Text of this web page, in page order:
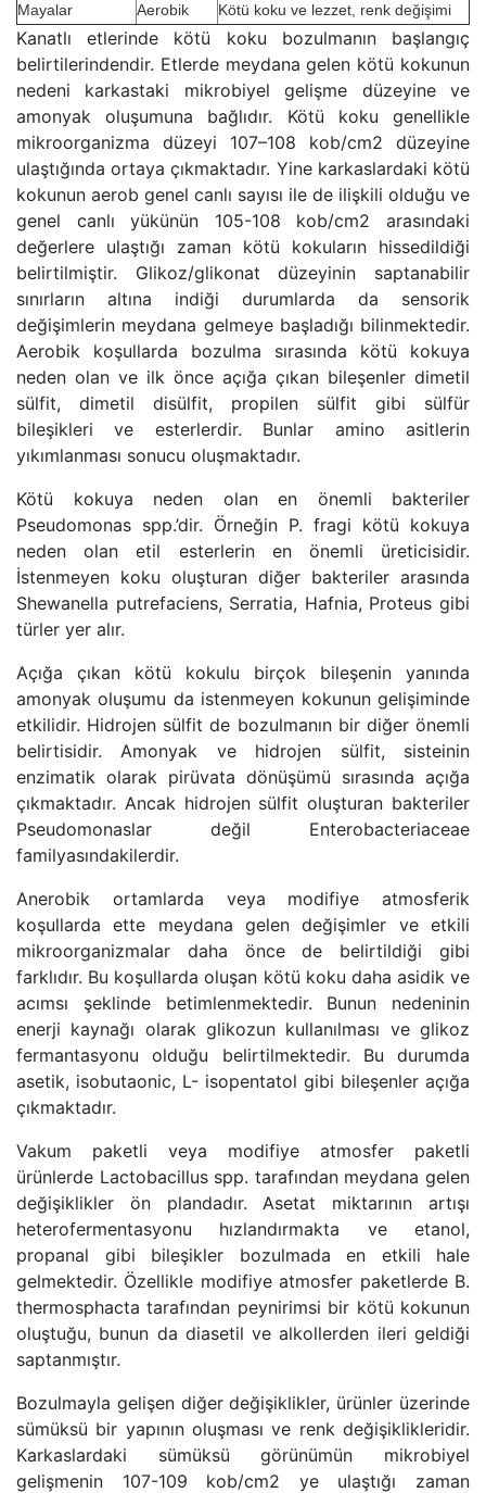
Mayalar Aerobik Kötü koku ve lezzet, renk değişimi
Kanatlı etlerinde kötü koku bozulmanın başlangıç
belirtilerindendir. Etlerde meydana gelen kötü kokunun
nedeni karkastaki mikrobiyel gelişme düzeyine ve
amonyak oluşumuna bağlıdır. Kötü koku genellikle
mikroorganizma düzeyi 107–108 kob/cm2 düzeyine
ulaştığında ortaya çıkmaktadır. Yine karkaslardaki kötü
kokunun aerob genel canlı sayısı ile de ilişkili olduğu ve
genel canlı yükünün 105-108 kob/cm2 arasındaki
değerlere ulaştığı zaman kötü kokuların hissedildiği
belirtilmiştir. Glikoz/glikonat düzeyinin saptanabilir
sınırların altına indiği durumlarda da sensorik
değişimlerin meydana gelmeye başladığı bilinmektedir.
Aerobik koşullarda bozulma sırasında kötü kokuya
neden olan ve ilk önce açığa çıkan bileşenler dimetil
sülfit, dimetil disülfit, propilen sülfit gibi sülfür
bileşikleri ve esterlerdir. Bunlar amino asitlerin
yıkımlanması sonucu oluşmaktadır.
Kötü kokuya neden olan en önemli bakteriler
Pseudomonas spp.’dir. Örneğin P. fragi kötü kokuya
neden olan etil esterlerin en önemli üreticisidir.
İstenmeyen koku oluşturan diğer bakteriler arasında
Shewanella putrefaciens, Serratia, Hafnia, Proteus gibi
türler yer alır.
Açığa çıkan kötü kokulu birçok bileşenin yanında
amonyak oluşumu da istenmeyen kokunun gelişiminde
etkilidir. Hidrojen sülfit de bozulmanın bir diğer önemli
belirtisidir. Amonyak ve hidrojen sülfit, sisteinin
enzimatik olarak pirüvata dönüşümü sırasında açığa
çıkmaktadır. Ancak hidrojen sülfit oluşturan bakteriler
Pseudomonaslar değil Enterobacteriaceae
familyasındakilerdir.
Anerobik ortamlarda veya modifiye atmosferik
koşullarda ette meydana gelen değişimler ve etkili
mikroorganizmalar daha önce de belirtildiği gibi
farklıdır. Bu koşullarda oluşan kötü koku daha asidik ve
acımsı şeklinde betimlenmektedir. Bunun nedeninin
enerji kaynağı olarak glikozun kullanılması ve glikoz
fermantasyonu olduğu belirtilmektedir. Bu durumda
asetik, isobutaonic, L- isopentatol gibi bileşenler açığa
çıkmaktadır.
Vakum paketli veya modifiye atmosfer paketli
ürünlerde Lactobacillus spp. tarafından meydana gelen
değişiklikler ön plandadır. Asetat miktarının artışı
heterofermentasyonu hızlandırmakta ve etanol,
propanal gibi bileşikler bozulmada en etkili hale
gelmektedir. Özellikle modifiye atmosfer paketlerde B.
thermosphacta tarafından peynirimsi bir kötü kokunun
oluştuğu, bunun da diasetil ve alkollerden ileri geldiği
saptanmıştır.
Bozulmayla gelişen diğer değişiklikler, ürünler üzerinde
sümüksü bir yapının oluşması ve renk değişiklikleridir.
Karkaslardaki sümüksü görünümün mikrobiyel
gelişmenin 107-109 kob/cm2 ye ulaştığı zaman